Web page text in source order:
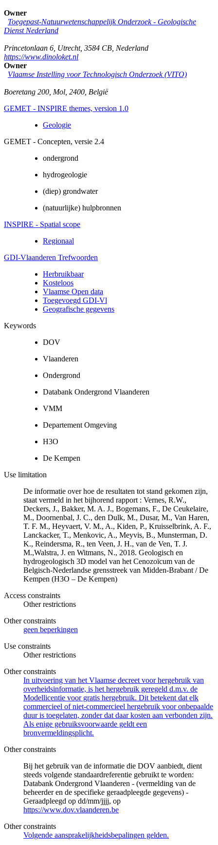
Owner
Toegepast-Natuurwetenschappelijk Onderzoek - Geologische
Dienst Nederland
Princetonlaan 6 Utrecht, 3584 CB Nederland
https://www.dinoloket.nl
Owner
Vlaamse Instelling voor Technologisch Onderzoek (VITO)
Boeretang 200 Mol 2400 België
GEMET - INSPIRE themes, version 1.0
Geologie
GEMET - Concepten, versie 2.4
ondergrond
hydrogeologie
(diep) grondwater
(natuurlijke) hulpbronnen
INSPIRE - Spatial scope
Regionaal
GDI-Vlaanderen Trefwoorden
Herbruikbaar
Kosteloos
Vlaamse Open data
Toegevoegd GDI-Vl
Geografische gegevens
Keywords
DOV
Vlaanderen
Ondergrond
Databank Ondergrond Vlaanderen
VMM
Departement Omgeving
H3O
De Kempen
Use limitation
De informatie over hoe de resultaten tot stand gekomen zijn,
staat vermeld in het bijhorend rapport : Vernes, R.W.,
Deckers, J., Bakker, M. A. J., Bogemans, F., De Ceukelaire,
M., Doornenbal, J. C., den Dulk, M., Dusar, M., Van Haren,
T. F. M., Heyvaert, V. M., A., Kiden, P., Kruisselbrink, A. F.,
Lanckacker, T., Menkovic, A., Meyvis, B., Munsterman, D.
K., Reindersma, R., ten Veen, J. H., van de Ven, T. J.
M.,Walstra, J. en Witmans, N., 2018. Geologisch en
hydrogeologisch 3D model van het Cenozoïcum van de
Belgisch-Nederlandse grensstreek van Midden-Brabant / De
Kempen (H3O – De Kempen)
Access constraints
Other restrictions
Other constraints
geen beperkingen
Use constraints
Other restrictions
Other constraints
In uitvoering van het Vlaamse decreet voor hergebruik van
overheidsinformatie, is het hergebruik geregeld d.m.v. de
Modellicentie voor gratis hergebruik. Dit betekent dat elk
commercieel of niet-commercieel hergebruik voor onbepaalde
duur is toegelaten, zonder dat daar kosten aan verbonden zijn.
Als enige gebruiksvoorwaarde geldt een
bronvermeldingsplicht.
Other constraints
Bij het gebruik van de informatie die DOV aanbiedt, dient
steeds volgende standaardreferentie gebruikt te worden:
Databank Ondergrond Vlaanderen - (vermelding van de
beheerder en de specifieke geraadpleegde gegevens) -
Geraadpleegd op dd/mm/jjjj, op
https://www.dov.vlaanderen.be
Other constraints
Volgende aansprakelijkheidsbepalingen gelden.